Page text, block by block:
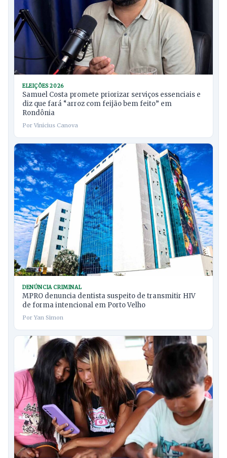
ELEIÇÕES 2026
Samuel Costa promete priorizar serviços essenciais e
diz que fará “arroz com feijão bem feito” em
Rondônia
Por Vinicius Canova
DENÚNCIA CRIMINAL
MPRO denuncia dentista suspeito de transmitir HIV
de forma intencional em Porto Velho
Por Yan Simon